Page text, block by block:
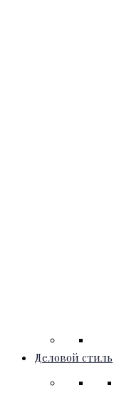
Деловой стиль